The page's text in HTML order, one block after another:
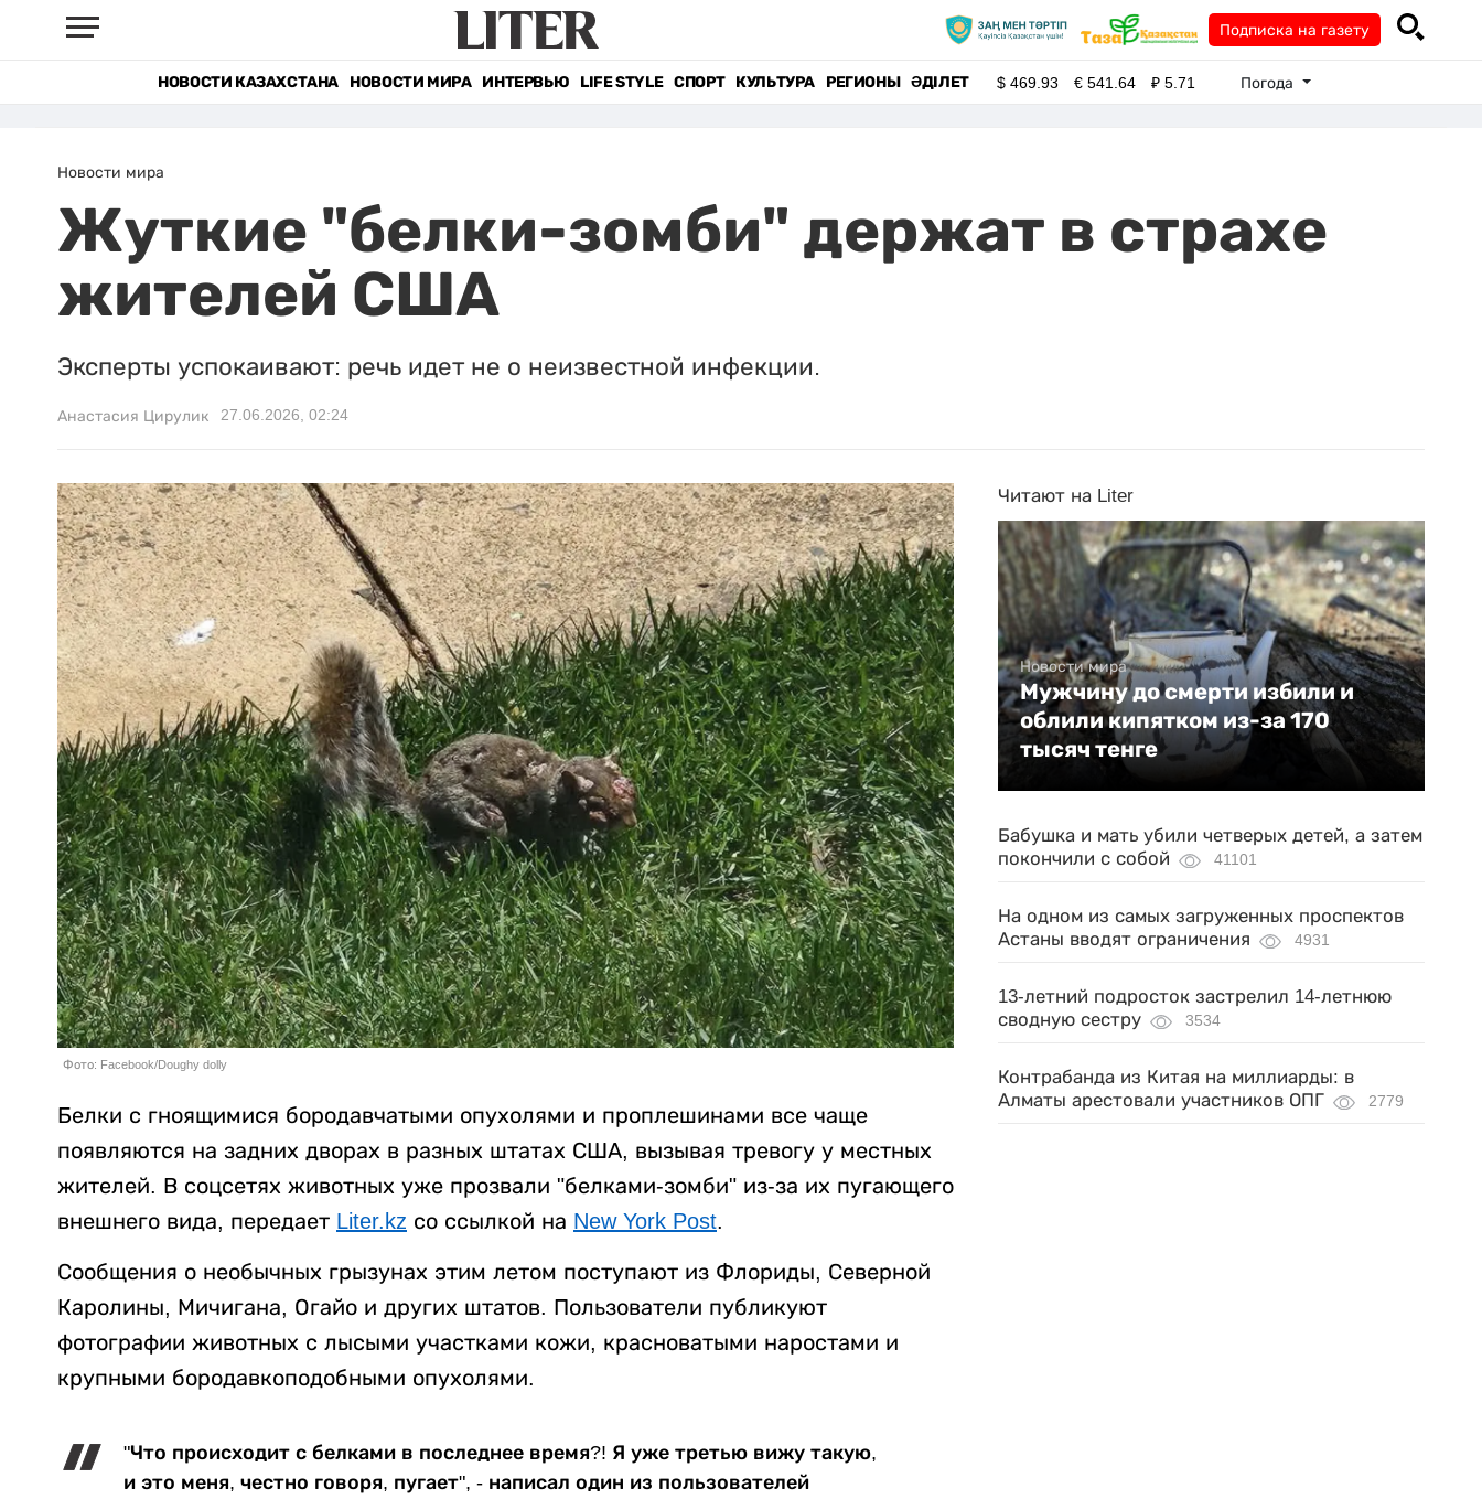
Подписка на газету
НОВОСТИ КАЗАХСТАНА НОВОСТИ МИРА ИНТЕРВЬЮ LIFE STYLE СПОРТ КУЛЬТУРА РЕГИОНЫ ӘДІЛЕТ $469.93 €541.64 ₽5.71 Погода
Новости мира
Жуткие "белки-зомби" держат в страхе
жителей США
Эксперты успокаивают: речь идет не о неизвестной инфекции.
Анастасия Цирулик 27.06.2026, 02:24
Фото: Facebook/Doughy dolly
Белки с гноящимися бородавчатыми опухолями и проплешинами все чаще
появляются на задних дворах в разных штатах США, вызывая тревогу у местных
жителей. В соцсетях животных уже прозвали "белками-зомби" из-за их пугающего
внешнего вида, передает Liter.kz со ссылкой на New York Post.
Сообщения о необычных грызунах этим летом поступают из Флориды, Северной
Каролины, Мичигана, Огайо и других штатов. Пользователи публикуют
фотографии животных с лысыми участками кожи, красноватыми наростами и
крупными бородавкоподобными опухолями.
"Что происходит с белками в последнее время?! Я уже третью вижу такую,
и это меня, честно говоря, пугает", - написал один из пользователей
Читают на Liter
Новости мира
Мужчину до смерти избили и
облили кипятком из-за 170
тысяч тенге
Бабушка и мать убили четверых детей, а затем
покончили с собой
41101
На одном из самых загруженных проспектов
Астаны вводят ограничения
4931
13-летний подросток застрелил 14-летнюю
сводную сестру
3534
Контрабанда из Китая на миллиарды: в
Алматы арестовали участников ОПГ
2779